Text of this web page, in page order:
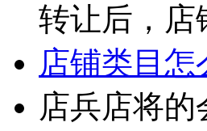
转让后，店
店铺类目怎
店兵店将